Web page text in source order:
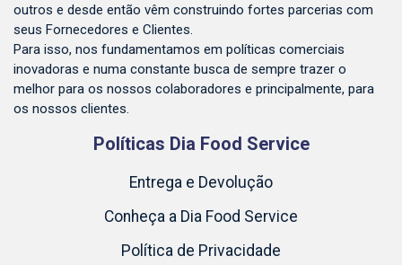
outros e desde então vêm construindo fortes parcerias com
seus Fornecedores e Clientes.
Para isso, nos fundamentamos em políticas comerciais
inovadoras e numa constante busca de sempre trazer o
melhor para os nossos colaboradores e principalmente, para
os nossos clientes.
Políticas Dia Food Service
Entrega e Devolução
Conheça a Dia Food Service
Política de Privacidade